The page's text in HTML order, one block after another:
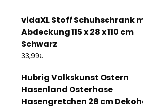
vidaXL Stoff Schuhschrank
Abdeckung 115 x 28 x 110 cm
Schwarz
33,99€
Hubrig Volkskunst Ostern
Hasenland Osterhase
Hasengretchen 28 cm